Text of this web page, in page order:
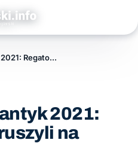
Setką przez Atlantyk 2021: Regatowcy wyruszyli na Martynikę
2021:
na